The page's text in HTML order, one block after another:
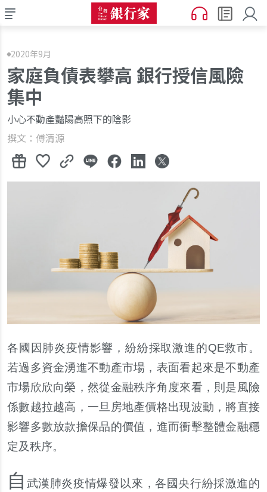
2020年9月
家庭負債表攀高 銀行授信風險
集中
小心不動產豔陽高照下的陰影
撰文：傅清源
各國因肺炎疫情影響，紛紛採取激進的QE救市。
若過多資金湧進不動產市場，表面看起來是不動產
市場欣欣向榮，然從金融秩序角度來看，則是風險
係數越拉越高，一旦房地產價格出現波動，將直接
影響多數放款擔保品的價值 ，進而衝擊整體金融穩
定及秩序。
自 武漢肺炎疫情爆發以來，各國央行紛採激進的